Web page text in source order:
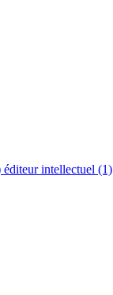
éditeur intellectuel (1)